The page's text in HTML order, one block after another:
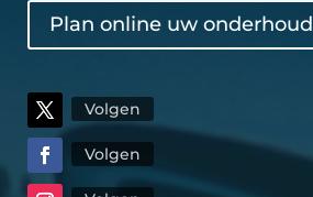
Plan online uw onderhoud
Volgen
Volgen